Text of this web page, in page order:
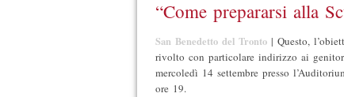
“Come prepararsi alla
San Benedetto del Tronto| Questo,
rivolto con particolare indirizzo ai
mercoledì 14 settembre presso
ore 19.